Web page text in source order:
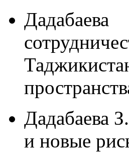
Дадабаева
и новые